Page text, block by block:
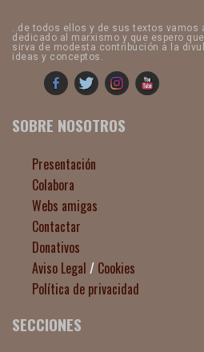
..de todos ellos y de sus textos vamos
dedicado al marxismo y que espero
sirva de modesta contribución a la
ideas y conceptos.
SOBRE NOSOTROS
Presentación
Colabora
Webs amigas
Contactar
Donativos
Aviso Legal / Cookies
Política de privacidad
SECCIONES